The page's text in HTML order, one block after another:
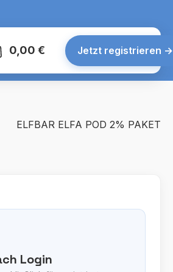
0,00 € Warenkorb enthält 0
Jetzt registrieren →
ELFBAR ELFA POD 2% PAKET
Login